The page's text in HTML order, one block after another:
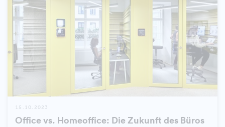
15.10.2023
Office vs. Homeoffice: Die Zukunft des Büros